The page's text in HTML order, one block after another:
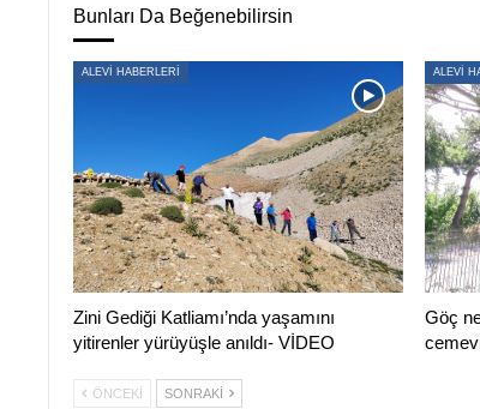
Bunları Da Beğenebilirsin
ALEVİ HABERLERİ
Zini Gediği Katliamı’nda yaşamını
yitirenler yürüyüşle anıldı- VİDEO
ALEVİ
Göç
ÖNCEKI SONRAKI